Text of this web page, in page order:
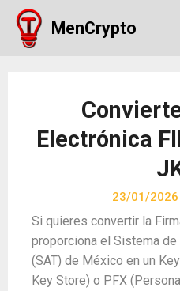
Skip
content
MenCrypto
Electrónica
23/01/2026
Si quieres convertir la
proporciona el Sistema
(SAT) de México en un
Key Store) o PFX